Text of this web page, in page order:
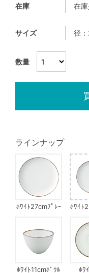
数量
在庫 在庫
サイズ 径
ラインナップ
ﾎﾜｲﾄ27cmﾌﾟﾚｰ
ﾎﾜｲﾄ
ﾎﾜｲﾄ11cmﾎﾞｳﾙ ﾎﾜ